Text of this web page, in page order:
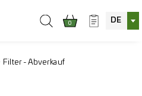
0 DE
Filter - Abverkauf